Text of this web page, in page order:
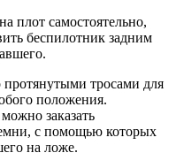
плот самостоятельно,
беспилотник задним
тросами для
положения.
заказать
с помощью которых
на ложе.